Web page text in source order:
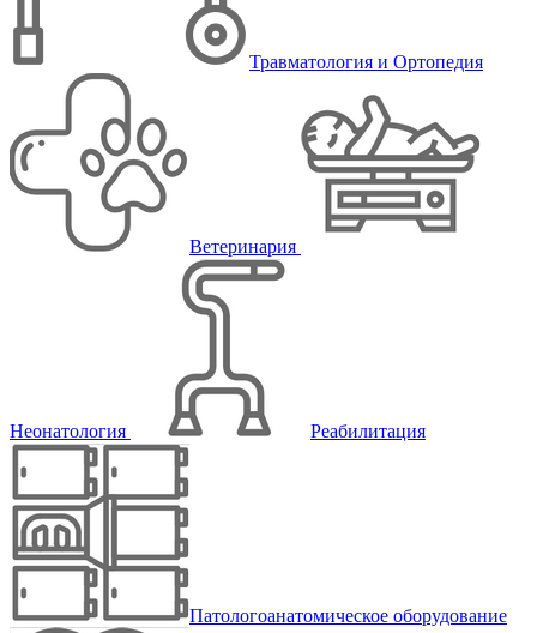
Травматология и Ортопедия
Ветеринария
Неонатология Реабилитация
Патологоанатомическое оборудование